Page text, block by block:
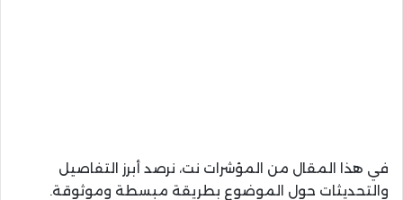
في هذا المقال من المؤشرات نت، نرصد أبرز التفاصيل
والتحديثات حول الموضوع بطريقة مبسطة وموثوقة.